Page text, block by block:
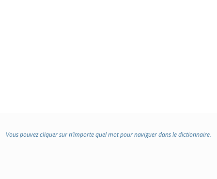
Vous pouvez cliquer sur n’importe quel mot pour naviguer dans le dictionnaire.